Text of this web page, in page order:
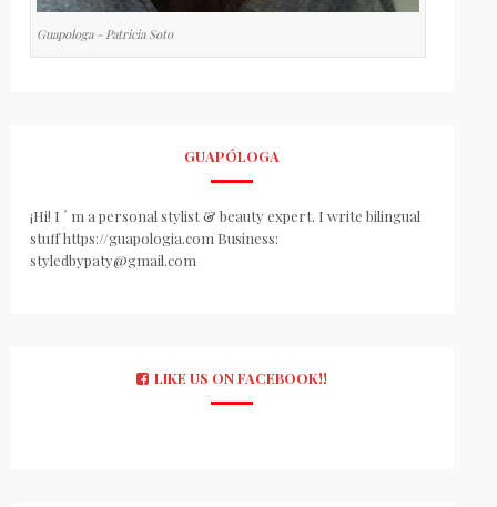
Guapologa - Patricia Soto
GUAPÓLOGA
¡Hi! I ´ m a personal stylist & beauty expert. I write bilingual
stuff https://guapologia.com Business:
styledbypaty@gmail.com
LIKE US ON FACEBOOK!!